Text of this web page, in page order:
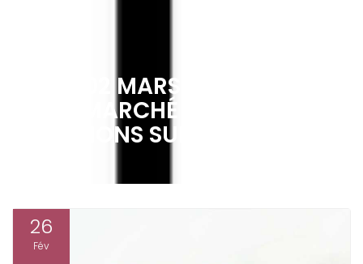
LUNDI 02 MARS 2020 : LE
SUPERMARCHÉ DES IMAGES –
RÉFLEXIONS SUR LES ŒUVRES 2
26
Fév